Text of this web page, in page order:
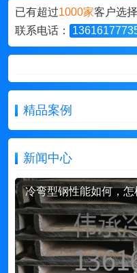
已有超过1000家客户选
联系电话：
精品案例
新闻中心
冷弯型钢性能如何，